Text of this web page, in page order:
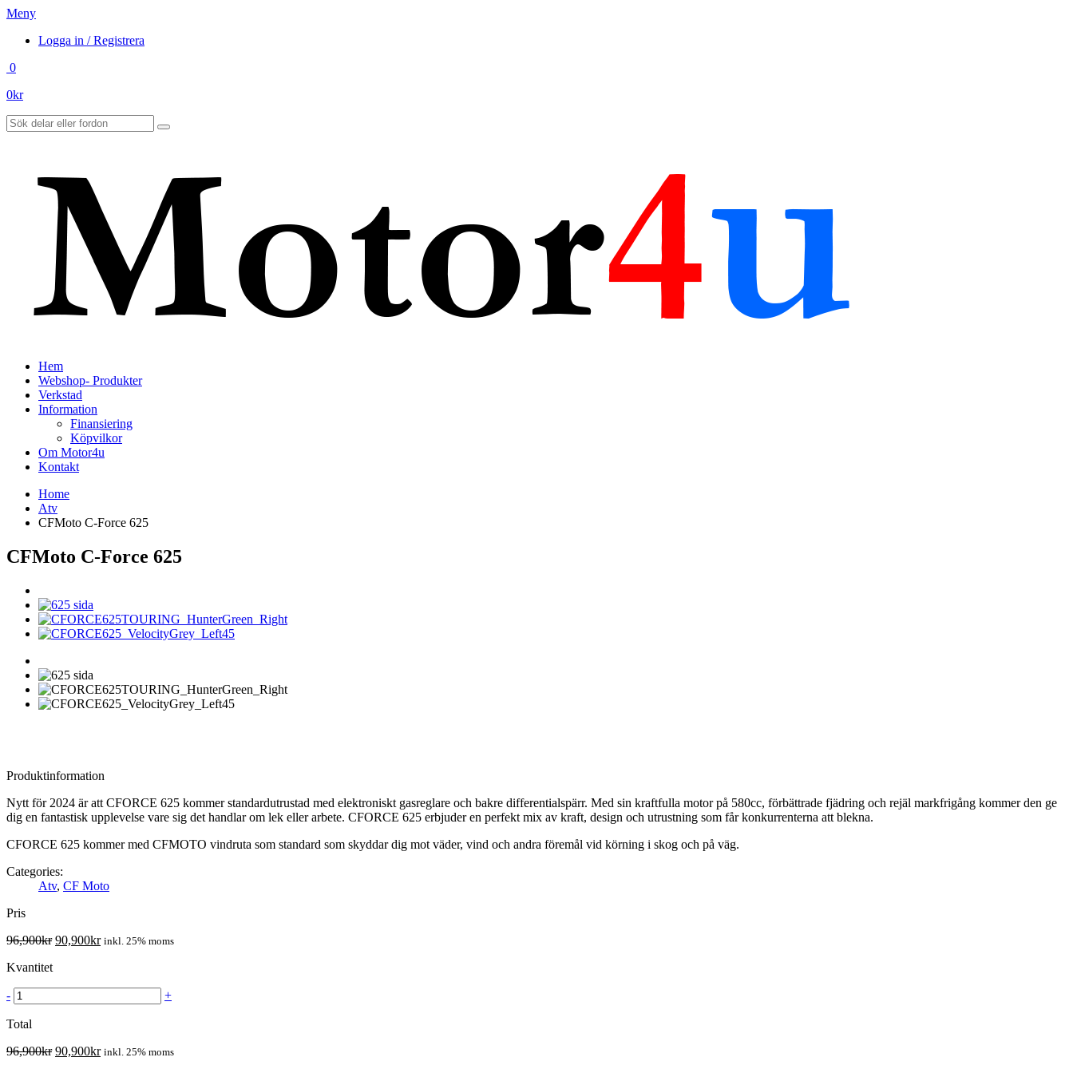
Meny
Logga in / Registrera
0
0kr
Hem
Webshop- Produkter
Verkstad
Information
Finansiering
Köpvilkor
Om Motor4u
Kontakt
Home
Atv
CFMoto C-Force 625
CFMoto C-Force 625
Produktinformation
Nytt för 2024 är att CFORCE 625 kommer standardutrustad med elektroniskt gasreglare och bakre differentialspärr. Med sin kraftfulla motor på 580cc, förbättrade fjädring och rejäl markfrigång kommer den ge
dig en fantastisk upplevelse vare sig det handlar om lek eller arbete. CFORCE 625 erbjuder en perfekt mix av kraft, design och utrustning som får konkurrenterna att blekna.
CFORCE 625 kommer med CFMOTO vindruta som standard som skyddar dig mot väder, vind och andra föremål vid körning i skog och på väg.
Categories:
Atv, CF Moto
Pris
96,900kr 90,900kr inkl. 25% moms
Kvantitet
- +
Total
96,900kr 90,900kr inkl. 25% moms